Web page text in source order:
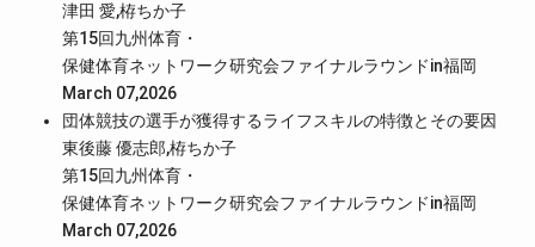
津田 愛,栫ちか子
第15回九州体育・
保健体育ネットワーク研究会ファイナルラウンドin福岡
March 07,2026
団体競技の選手が獲得するライフスキルの特徴とその要因
東後藤 優志郎,栫ちか子
第15回九州体育・
保健体育ネットワーク研究会ファイナルラウンドin福岡
March 07,2026